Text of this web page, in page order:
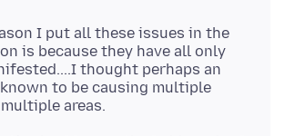
I put all these issues in the
is because they have all only
thought perhaps an
to be causing multiple